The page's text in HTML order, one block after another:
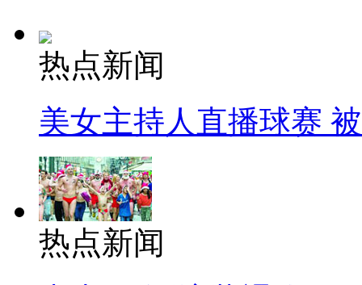
热点新闻
美女主持人直播球赛
热点新闻